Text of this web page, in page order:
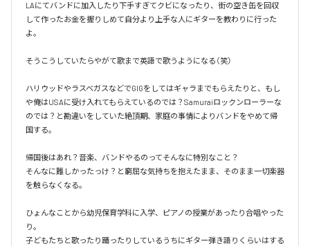
LAにてバンドに加入したり下手すぎてクビになったり、街の空き缶を回収
して作ったお金を握りしめて自分より上手な人にギターを教わりに行った
よ。
そうこうしていたらやがて歌まで英語で歌うようになる（笑）
ハリウッドやラスベガスなどでGIGをしてはギャラまでもらえたりと、もし
や俺はUSAに受け入れてもらえているのでは？Samuraiロックンローラーな
のでは？と勘違いをしていた絶頂期、家庭の事情によりバンドをやめて帰
国する。
帰国後はあれ？音楽、バンドやるのってそんなに特別なこと？
そんなに難しかったっけ？と窮屈な気持ちを抱えたまま、そのまま一切楽器
を触らなくなる。
ひょんなことから幼児保育学科に入学、ピアノの授業があったり合唱やった
り。
子どもたちと歌ったり踊ったりしているうちにギター弾き語りくらいはする